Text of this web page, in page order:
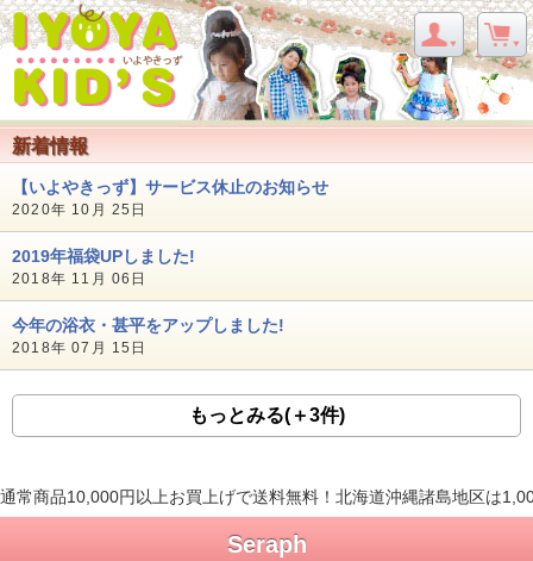
新着情報
【いよやきっず】サービス休止のお知らせ
2020年 10月 25日
2019年福袋UPしました!
2018年 11月 06日
今年の浴衣・甚平をアップしました!
2018年 07月 15日
もっとみる(＋3件)
通常商品10,000円以上お買上げで送料無料！北海道沖縄諸島地区は
Seraph